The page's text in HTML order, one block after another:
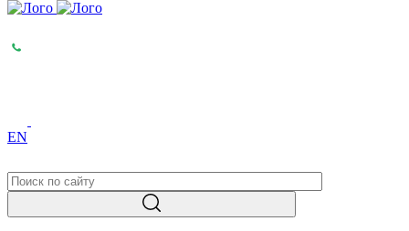
EN